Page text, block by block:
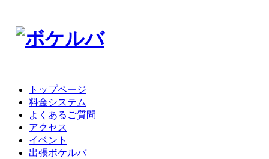
トップページ
料金システム
よくあるご質問
アクセス
イベント
出張ボケルバ